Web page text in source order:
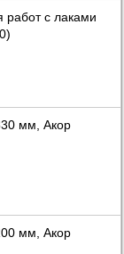
с лаками
мм, Акор
мм, Акор